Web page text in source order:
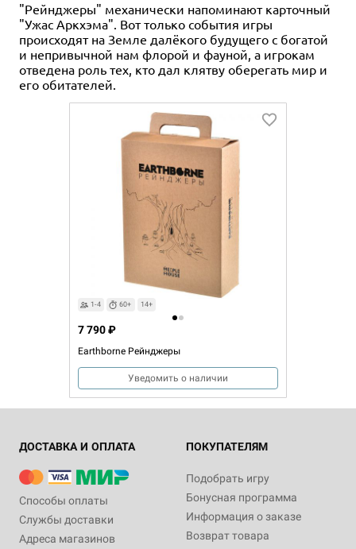
"Рейнджеры" механически напоминают карточный
"Ужас Аркхэма". Вот только события игры
происходят на Земле далёкого будущего с богатой
и непривычной нам флорой и фауной, а игрокам
отведена роль тех, кто дал клятву оберегать мир и
его обитателей.
1-4 60+ 14+
Earthborne Рейнджеры
7 790 ₽
Уведомить о наличии
ДОСТАВКА И ОПЛАТА
Способы оплаты
Службы доставки
Адреса магазинов
ПОКУПАТЕЛЯМ
Подобрать игру
Бонусная программа
Информация о заказе
Возврат товара